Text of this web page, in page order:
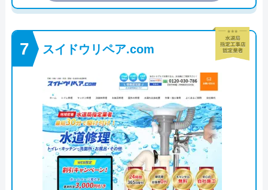
スイドウリペア.com